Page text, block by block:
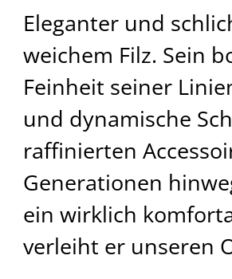
Eleganter und
weichem Filz. Sein
Feinheit seiner
und dynamische
raffinierten
Generationen
ein wirklich
verleiht er unseren